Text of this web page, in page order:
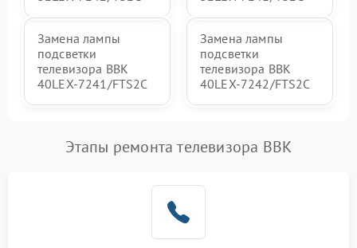
Замена лампы
подсветки
телевизора BBK
40LEX-7241/FTS2C
Замена лампы
подсветки
телевизора BBK
40LEX-7242/FTS2C
Этапы ремонта телевизора BBK